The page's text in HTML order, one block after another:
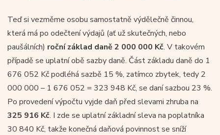
Teď si vezměme osobu samostatně výdělečně činnou,
která má po odečtení výdajů (ať už skutečných, nebo
paušálních) roční základ daně 2 000 000 Kč. V takovém
případě se uplatní obě sazby daně. Část základu daně do 1
676 052 Kč podléhá sazbě 15 %, zatímco zbytek, tedy 2
000 000 – 1 676 052 = 323 948 Kč, se daní sazbou 23 %.
Po provedení výpočtu vyjde daň před slevami zhruba na
325 916 Kč. I zde se uplatní základní sleva na poplatníka
30 840 Kč, takže konečná daňová povinnost se sníží